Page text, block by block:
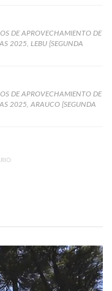
DE APROVECHAMIENTO DE
2025, LEBU [SEGUNDA
DE APROVECHAMIENTO DE
2025, ARAUCO [SEGUNDA